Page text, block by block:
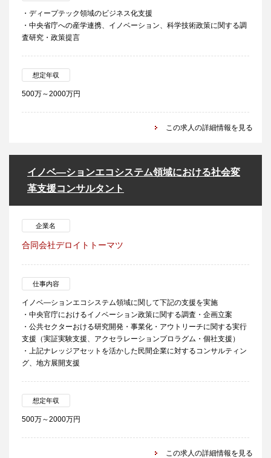
・ディープテック領域のビジネス化支援
・中央省庁への産学連携、イノベーション、科学技術政策に関する調
査研究・政策提言
想定年収
500万～2000万円
この求人の詳細情報を見る
イノベ―ションエコシステム領域における社会変
革支援コンサルタント
企業名
合同会社デロイトトーマツ
仕事内容
イノベ―ションエコシステム領域に関して下記の支援を実施
・中央官庁におけるイノベーション政策に関する調査・企画立案
・公共セクターおける研究開発・事業化・アウトリーチに関する実行
支援（実証実験支援、アクセラレーションプロラグム・個社支援）
・上記ナレッジアセットを活かした民間企業に対するコンサルティン
グ、地方展開支援
想定年収
500万～2000万円
この求人の詳細情報を見る